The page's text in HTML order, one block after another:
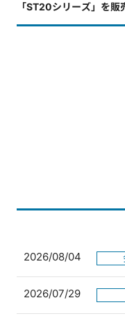
「ST20シリーズ」を販
2026/08/04
2026/07/29